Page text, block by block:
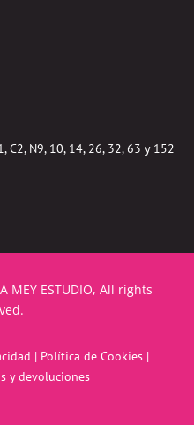
C2, N9, 10, 14, 26, 32, 63 y 152
MEY ESTUDIO, All rights
| Política de Cookies|
y devoluciones